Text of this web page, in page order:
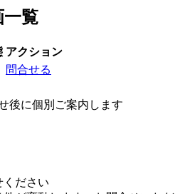
一覧
アクション
問合せる
後に個別ご案内します
ください